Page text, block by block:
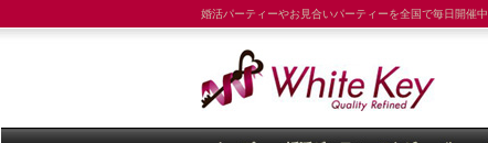
婚活パーティーやお見合いパーティーを全国で毎日開催